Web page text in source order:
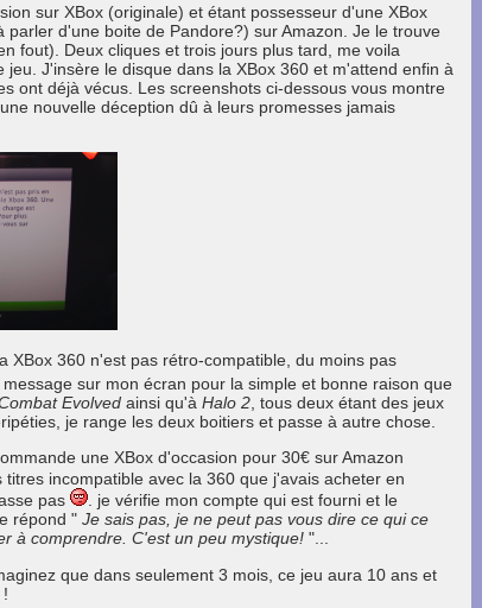
sur XBox (originale) et étant possesseur d'une XBox
d'une boite de Pandore?) sur Amazon. Je le trouve
fout). Deux cliques et trois jours plus tard, me voila
J'insère le disque dans la XBox 360 et m'attend enfin à
ont déjà vécus. Les screenshots ci-dessous vous montre
nouvelle déception dû à leurs promesses jamais
XBox 360 n'est pas rétro-compatible, du moins pas
message sur mon écran pour la simple et bonne raison que
Evolved ainsi qu'àHalo 2 , tous deux étant des jeux
je range les deux boitiers et passe à autre chose.
une XBox d'occasion pour 30€ sur Amazon
incompatible avec la 360 que j'avais acheter en
pas
. je vérifie mon compte qui est fourni et le
répond " Je sais pas, je ne peut pas vous dire ce qui ce
à comprendre. C'est un peu mystique!"...
que dans seulement 3 mois, ce jeu aura 10 ans et